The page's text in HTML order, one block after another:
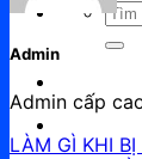
Tìm
Admin
Admin cấp
LÀM GÌ KHI